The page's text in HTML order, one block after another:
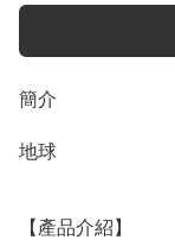
簡介
地球
【產品介紹】